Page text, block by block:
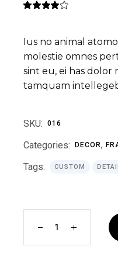
Ius no animal
molestie omnes
sint eu, ei has dolor
tamquam
SKU: 016
Categories: DECOR,
Tags: CUSTOM
Yellow Plate quantity